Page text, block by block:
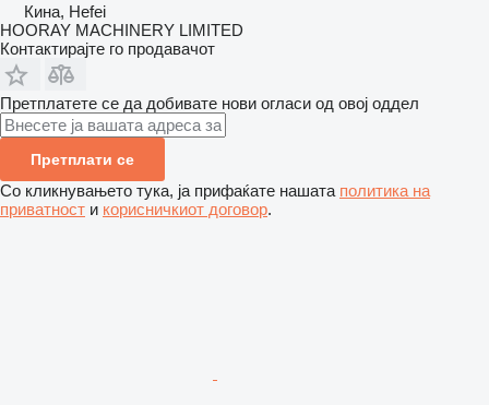
Кина, Hefei
HOORAY MACHINERY LIMITED
Контактирајте го продавачот
Претплатете се да добивате нови огласи од овој оддел
Претплати се
Со кликнувањето тука, ја прифаќате нашата политика на
приватност и корисничкиот договор.